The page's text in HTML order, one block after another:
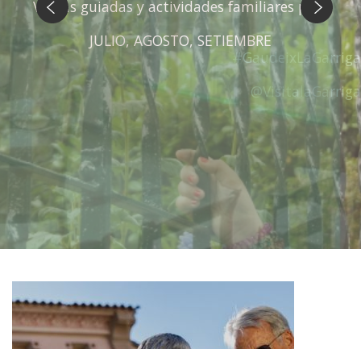
Anterior Siguiente
#GaudeixLaGarriga
@VisitalaGarriga